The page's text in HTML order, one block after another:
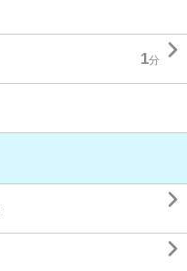
1分 

